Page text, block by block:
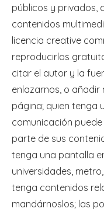
públicos y privados,
contenidos
licencia creative
reproducirlos
citar el autor y la
enlazarnos, o añadir
página; quien tenga
comunicación
parte de sus
tenga una pantalla
universidades,
tenga contenidos
mandárnoslos; las